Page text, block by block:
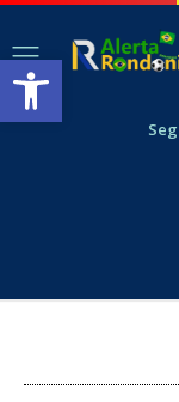
Abrir a barra de